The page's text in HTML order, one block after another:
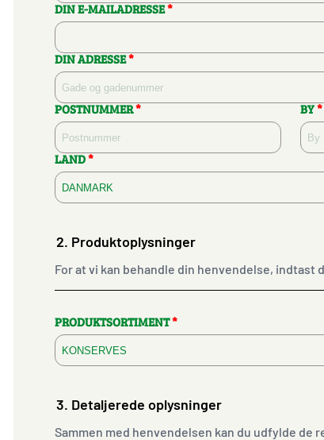
DIN E-MAILADRESSE*
DIN ADRESSE*
POSTNUMMER* BY*
LAND*
2. Produktoplysninger
For at vi kan behandle din henvendelse, indtast
PRODUKTSORTIMENT*
3. Detaljerede oplysninger
Sammen med henvendelsen kan du udfylde